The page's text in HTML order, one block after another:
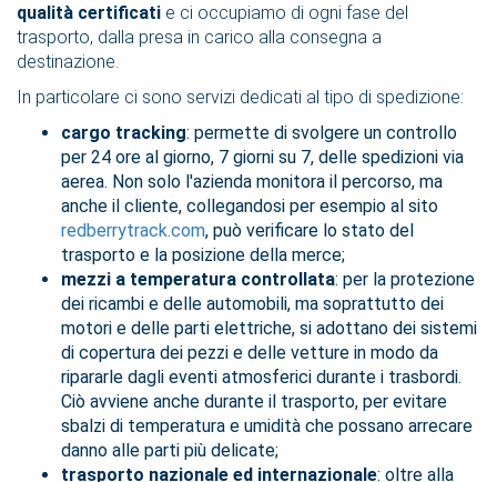
qualità certificati e ci occupiamo di ogni fase del
trasporto, dalla presa in carico alla consegna a
destinazione.
In particolare ci sono servizi dedicati al tipo di spedizione:
cargo tracking: permette di svolgere un controllo
per 24 ore al giorno, 7 giorni su 7, delle spedizioni via
aerea. Non solo l'azienda monitora il percorso, ma
anche il cliente, collegandosi per esempio al sito
redberrytrack.com, può verificare lo stato del
trasporto e la posizione della merce;
mezzi a temperatura controllata: per la protezione
dei ricambi e delle automobili, ma soprattutto dei
motori e delle parti elettriche, si adottano dei sistemi
di copertura dei pezzi e delle vetture in modo da
ripararle dagli eventi atmosferici durante i trasbordi.
Ciò avviene anche durante il trasporto, per evitare
sbalzi di temperatura e umidità che possano arrecare
danno alle parti più delicate;
trasporto nazionale ed internazionale: oltre alla